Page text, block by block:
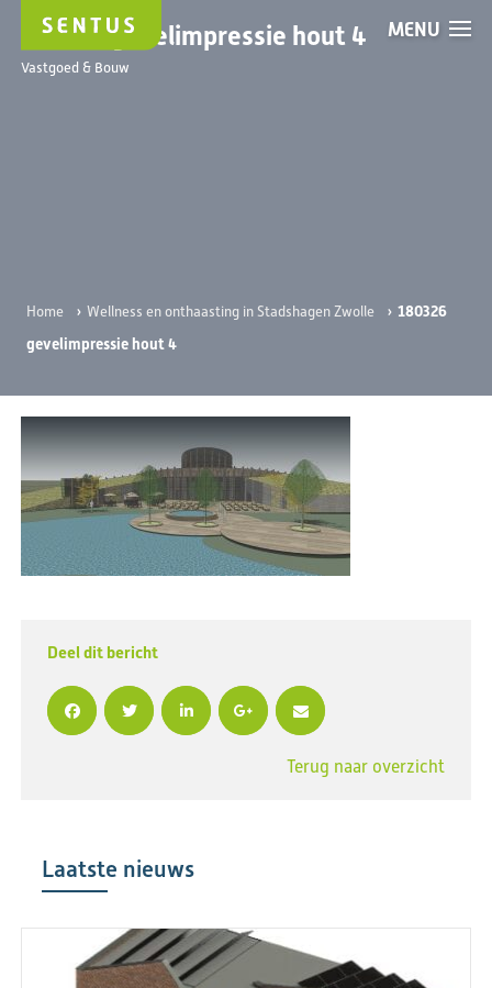
Vastgoed & Bouw
MENU
180326 gevelimpressie hout 4
Home ›Wellness en onthaasting in Stadshagen Zwolle ›180326
gevelimpressie hout 4
Deel dit bericht
Terug naar overzicht
Laatste nieuws